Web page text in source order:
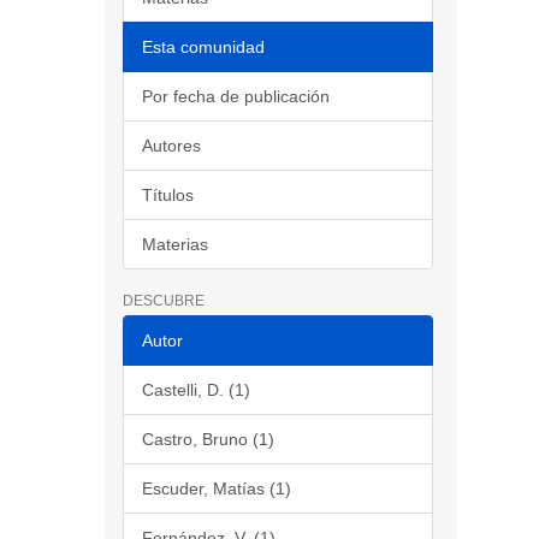
Esta comunidad
Por fecha de publicación
Autores
Títulos
Materias
DESCUBRE
Autor
Castelli, D. (1)
Castro, Bruno (1)
Escuder, Matías (1)